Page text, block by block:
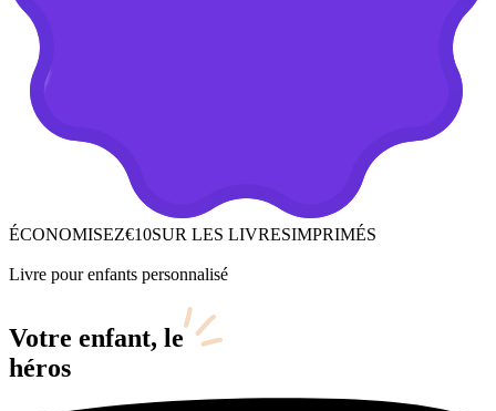
ÉCONOMISEZ€10SUR LES LIVRESIMPRIMÉS
Livre pour enfants personnalisé
Votre enfant, le
héros